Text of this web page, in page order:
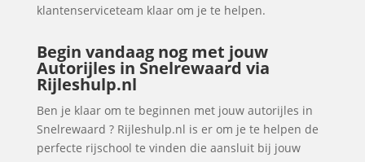
klantenserviceteam klaar om je te helpen.
Begin vandaag nog met jouw
Autorijles in Snelrewaard via
Rijleshulp.nl
Ben je klaar om te beginnen met jouw autorijles in
Snelrewaard ? Rijleshulp.nl is er om je te helpen de
perfecte rijschool te vinden die aansluit bij jouw